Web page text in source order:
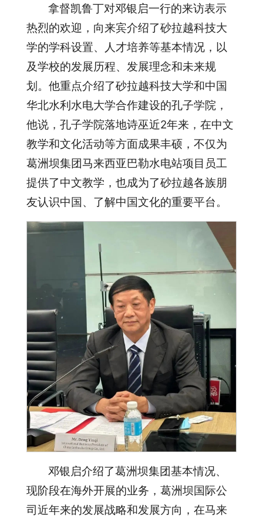
拿督凯鲁丁对邓银启一行的来访表示
热烈的欢迎，向来宾介绍了砂拉越科技大
学的学科设置、人才培养等基本情况，以
及学校的发展历程、发展理念和未来规
划。他重点介绍了砂拉越科技大学和中国
华北水利水电大学合作建设的孔子学院，
他说，孔子学院落地诗巫近2年来，在中文
教学和文化活动等方面成果丰硕，不仅为
葛洲坝集团马来西亚巴勒水电站项目员工
提供了中文教学，也成为了砂拉越各族朋
友认识中国、了解中国文化的重要平台。
邓银启介绍了葛洲坝集团基本情况、
现阶段在海外开展的业务，葛洲坝国际公
司近年来的发展战略和发展方向，在马来